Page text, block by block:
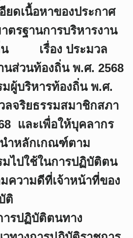
ยดเนื้อหาของประกาศ
ตรฐานการบริหารงาน
น เรื่อง ประมวล
นส่วนท้องถิ่น พ.ศ. 2568
มผู้บริหารท้องถิ่น พ.ศ.
ลจริยธรรมสมาชิกสภา
และเพื่อให้บุคลากร
ำหลักเกณฑ์ตาม
มไปใช้ในการปฏิบัติตน
ความดีที่เจ้าหน้าที่ของ
ติ
ารปฏิบัติตนทาง